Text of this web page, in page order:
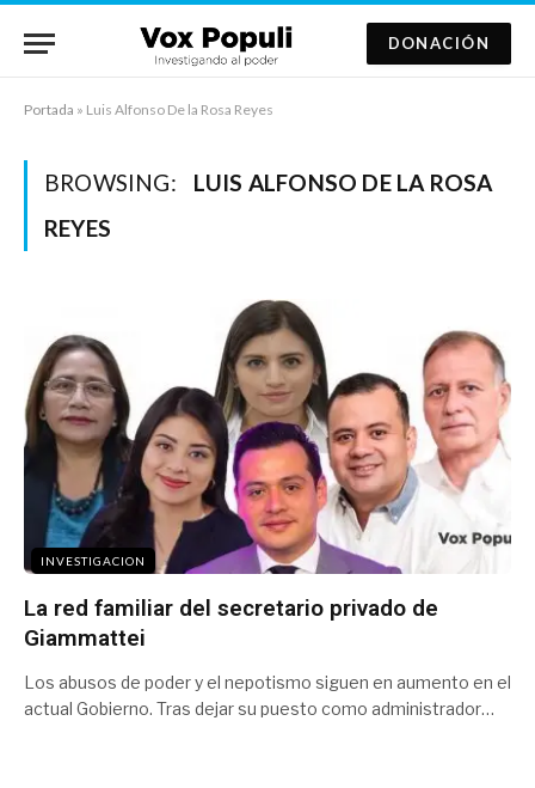
DONACIÓN
Portada » Luis Alfonso De la Rosa Reyes
BROWSING:
LUIS ALFONSO DE LA ROSA
REYES
INVESTIGACION
La red familiar del secretario privado de
Giammattei
Los abusos de poder y el nepotismo siguen en aumento en el
actual Gobierno. Tras dejar su puesto como administrador…